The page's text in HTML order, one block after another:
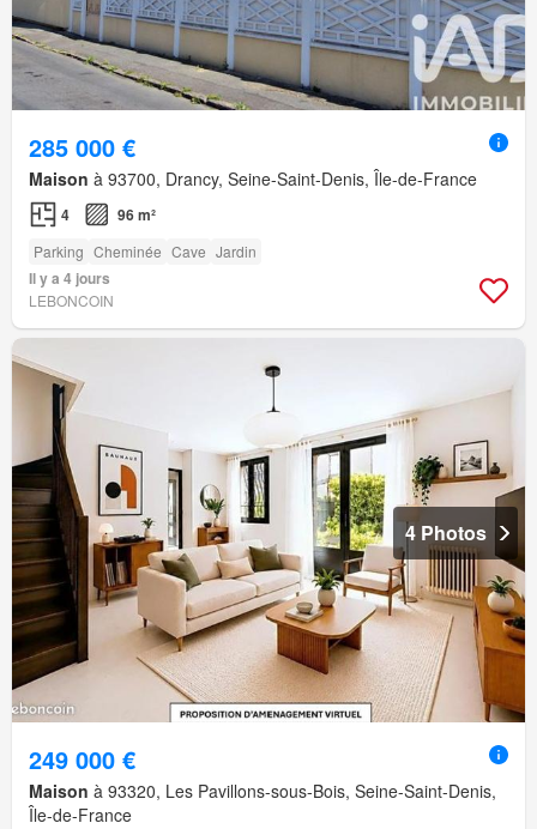
285 000 €
Maison à 93700, Drancy, Seine-Saint-Denis, Île-de-France
4 96 m²
Parking Cheminée Cave Jardin
Il y a 4 jours
LEBONCOIN
4 Photos
249 000 €
Maison à 93320, Les Pavillons-sous-Bois, Seine-Saint-Denis,
Île-de-France